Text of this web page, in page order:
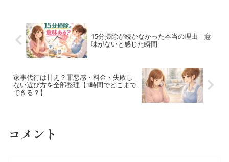
15分掃除が続かなかった本当の理由｜意
味がないと感じた瞬間
家事代行は甘え？罪悪感・料金・失敗し
ない選び方を全部整理【3時間でどこまで
できる？】
コメント